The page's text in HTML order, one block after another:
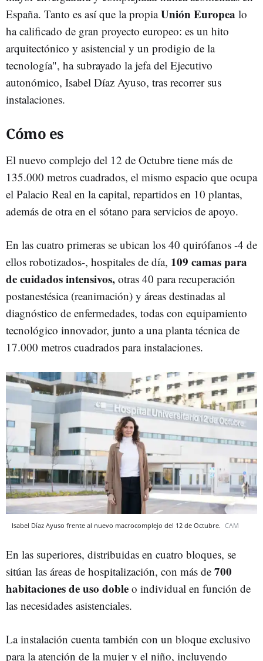
España. Tanto es así que la propiaUnión Europea lo
ha calificado de gran proyecto europeo: es un hito
arquitectónico y asistencial y un prodigio de la
tecnología", ha subrayado la jefa del Ejecutivo
autonómico, Isabel Díaz Ayuso, tras recorrer sus
instalaciones.
Cómo es
El nuevo complejo del 12 de Octubre tiene más de
135.000 metros cuadrados, el mismo espacio que ocupa
el Palacio Real en la capital, repartidos en 10 plantas,
además de otra en el sótano para servicios de apoyo.
En las cuatro primeras se ubican los 40 quirófanos -4 de
ellos robotizados-, hospitales de día, 109 camas para
de cuidados intensivos, otras 40 para recuperación
postanestésica (reanimación) y áreas destinadas al
diagnóstico de enfermedades, todas con equipamiento
tecnológico innovador, junto a una planta técnica de
17.000 metros cuadrados para instalaciones.
Isabel Díaz Ayuso frente al nuevo macrocomplejo del 12 de Octubre. CAM
En las superiores, distribuidas en cuatro bloques, se
sitúan las áreas de hospitalización, con más de 700
habitaciones de uso doble o individual en función de
las necesidades asistenciales.
La instalación cuenta también con un bloque exclusivo
para la atención de la mujer y el niño, incluyendo